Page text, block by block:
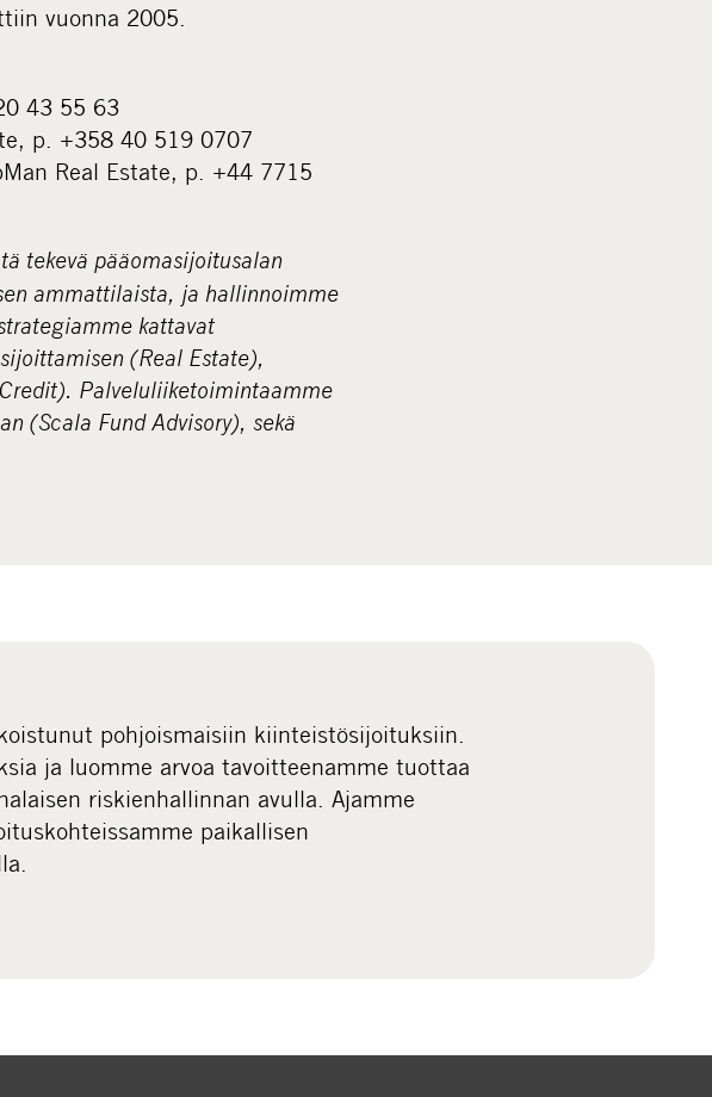
vuonna 2005.
43 55 63
p. +358 40 519 0707
Real Estate, p. +44 7715
tekevä pääomasijoitusalan
ammattilaista, ja hallinnoimme
kattavat
(Real Estate),
Palveluliiketoimintaamme
(Scala Fund Advisory), sekä
pohjoismaisiin kiinteistösijoituksiin.
ja luomme arvoa tavoitteenamme tuottaa
riskienhallinnan avulla. Ajamme
paikallisen